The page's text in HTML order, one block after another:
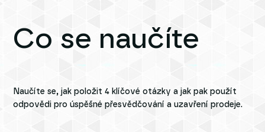
Co se naučíte
Naučíte se, jak položit 4 klíčové otázky a jak pak použít
odpovědi pro úspěšné přesvědčování a uzavření prodeje.